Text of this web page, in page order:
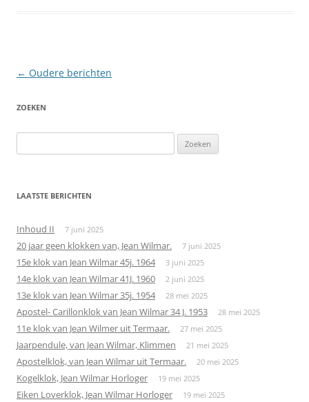
Berichtnavigatie
← Oudere berichten
ZOEKEN
naar:
LAATSTE BERICHTEN
Inhoud II 7 juni 2025
20 jaar geen klokken van, Jean Wilmar. 7 juni 2025
15e klok van Jean Wilmar 45j. 1964 3 juni 2025
14e klok van Jean Wilmar 41J. 1960 2 juni 2025
13e klok van Jean Wilmar 35j. 1954 28 mei 2025
Apostel- Carillonklok van Jean Wilmar 34 J. 1953 28 mei 2025
11e klok van Jean Wilmer uit Termaar. 27 mei 2025
Jaarpendule, van Jean Wilmar, Klimmen 21 mei 2025
Apostelklok, van Jean Wilmar uit Termaar. 20 mei 2025
Kogelklok, Jean Wilmar Horloger 19 mei 2025
Eiken Loverklok, Jean Wilmar Horloger 19 mei 2025